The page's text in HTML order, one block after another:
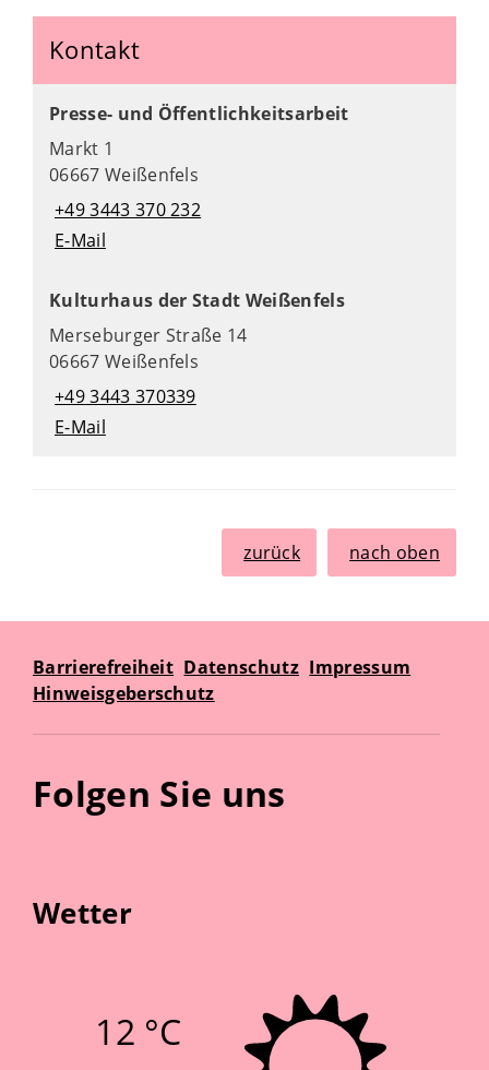
Kontakt
Presse- und Öffentlichkeitsarbeit
Markt 1
06667 Weißenfels
+49 3443 370 232
E-Mail
Kulturhaus der Stadt Weißenfels
Merseburger Straße 14
06667 Weißenfels
+49 3443 370339
E-Mail
zurück nach oben
Barrierefreiheit Datenschutz Impressum
Hinweisgeberschutz
Folgen Sie uns
Wetter
12 °C